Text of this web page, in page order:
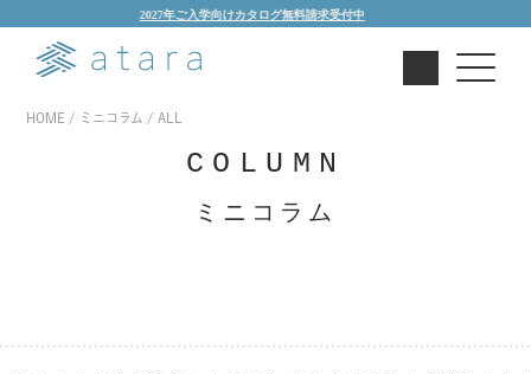
2027年ご入学向けカタログ無料請求受付中
HOME ミニコラム ALL
COLUMN
ミニコラム